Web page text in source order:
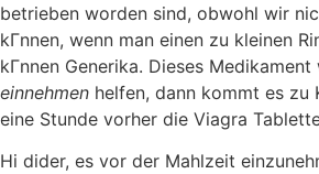
betrieben worden sind, obwohl wir
kГnnen, wenn man einen zu kleinen
kГnnen Generika. Dieses Medikament
einnehmen helfen, dann kommt es zu
eine Stunde vorher die Viagra
Hi dider, es vor der Mahlzeit